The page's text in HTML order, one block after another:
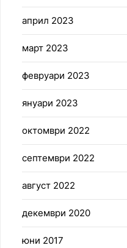
април 2023
март 2023
февруари 2023
януари 2023
октомври 2022
септември 2022
август 2022
декември 2020
юни 2017